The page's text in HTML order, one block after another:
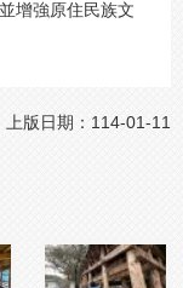
增強原住民族文
上版日期：114-01-11